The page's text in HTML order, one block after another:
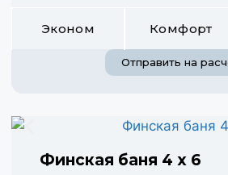
Эконом Комфорт
Отправить на
Финская баня 4 х 6